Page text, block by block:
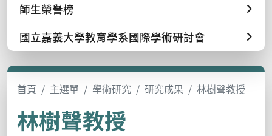
師生榮譽榜
國立嘉義大學教育學系國際學術研討會
首頁 主選單 學術研究 研究成果 林樹聲教授
林樹聲教授